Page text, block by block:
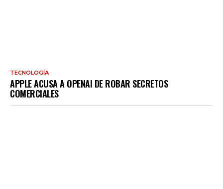
TECNOLOGÍA
APPLE ACUSA A OPENAI DE ROBAR SECRETOS
COMERCIALES